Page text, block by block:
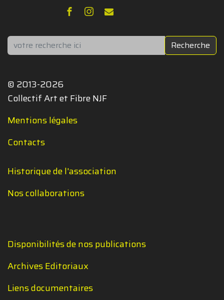
Rechercher Recherche
© 2013-2026
Collectif Art et Fibre NJF
Mentions légales
Contacts
Historique de l'association
Nos collaborations
Disponibilités de nos publications
Archives Editoriaux
Liens documentaires